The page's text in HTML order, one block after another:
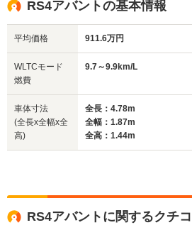
サイズ
(全長x全幅x全高)
WLTCモード
1.41m～1.42m
全幅
1.83m
RS4アバントの基本情報
平均価格 911.6万円
WLTCモード
燃費
9.7～9.9km/L
車体寸法
(全長x全幅x全
高)
全長：4.78m
全幅：1.87m
全高：1.44m
RS4アバントに関するクチ